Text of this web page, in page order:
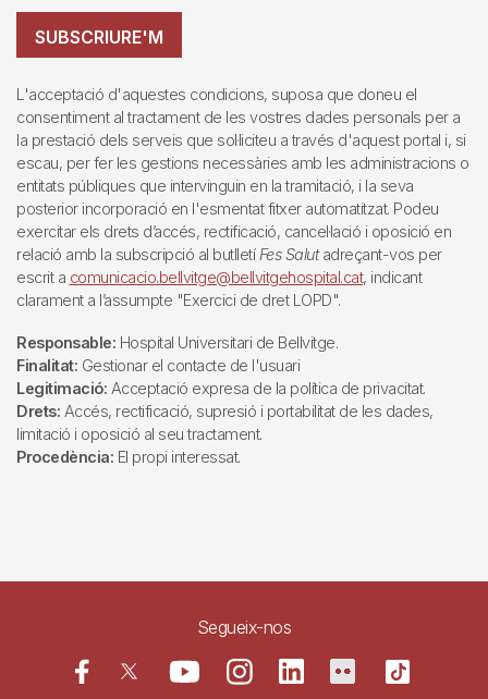
SUBSCRIURE'M
L'acceptació d'aquestes condicions, suposa que doneu el
consentiment al tractament de les vostres dades personals per a
la prestació dels serveis que sol·liciteu a través d'aquest portal i, si
escau, per fer les gestions necessàries amb les administracions o
entitats públiques que intervinguin en la tramitació, i la seva
posterior incorporació en l'esmentat fitxer automatitzat. Podeu
exercitar els drets d’accés, rectificació, cancel·lació i oposició en
relació amb la subscripció al butlletí Fes Salutadreçant-vos per
escrit a comunicacio.bellvitge@bellvitgehospital.cat, indicant
clarament a l’assumpte "Exercici de dret LOPD".
Responsable: Hospital Universitari de Bellvitge.
Finalitat: Gestionar el contacte de l'usuari
Legitimació: Acceptació expresa de la política de privacitat.
Drets: Accés, rectificació, supresió i portabilitat de les dades,
limitació i oposició al seu tractament.
Procedència: El propi interessat.
Segueix-nos